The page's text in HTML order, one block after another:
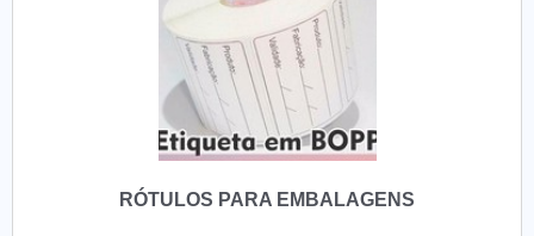
RÓTULOS PARA EMBALAGENS